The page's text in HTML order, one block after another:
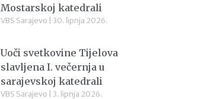
Mostarskoj katedrali
VBS Sarajevo 30. lipnja 2026.
Uoči svetkovine Tijelova
slavljena I. večernja u
sarajevskoj katedrali
VBS Sarajevo 3. lipnja 2026.